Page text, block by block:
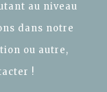
au niveau
dans notre
ou autre,
!